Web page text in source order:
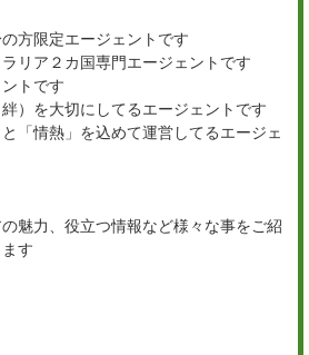
方限定エージェントです
リア２カ国専門エージェントです
トです
）を大切にしてるエージェントです
「情熱」を込めて運営してるエージェ
魅力、役立つ情報など様々な事をご紹
す